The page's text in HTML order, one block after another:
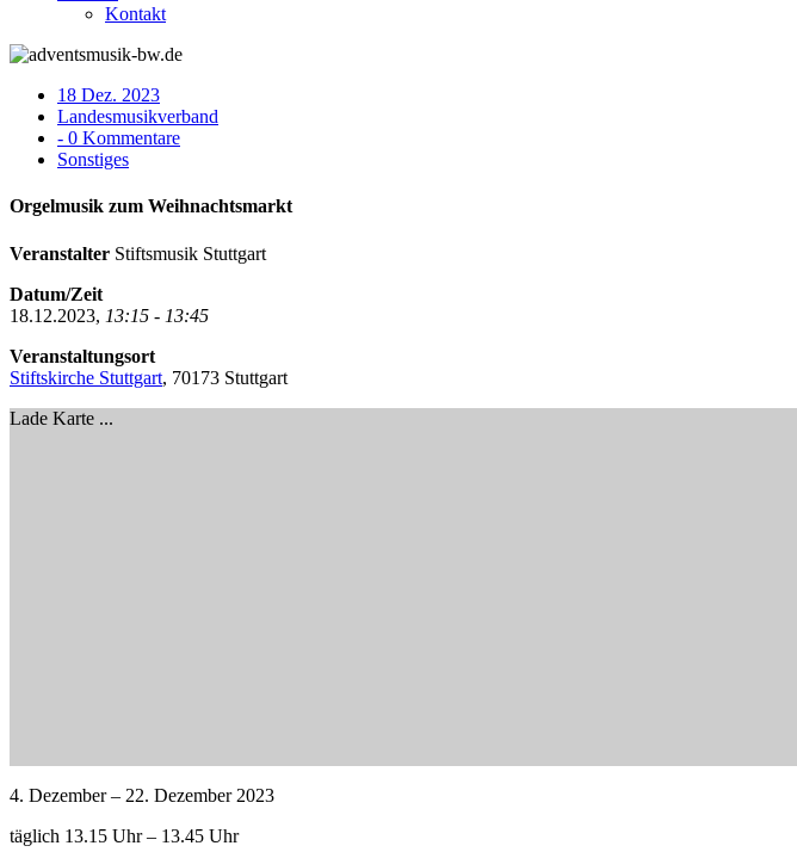
Kontakt
18 Dez. 2023
Landesmusikverband
- 0 Kommentare
Sonstiges
Orgelmusik zum Weihnachtsmarkt
Veranstalter Stiftsmusik Stuttgart
Datum/Zeit
18.12.2023, 13:15 - 13:45
Veranstaltungsort
Stiftskirche Stuttgart, 70173 Stuttgart
Lade Karte ...
4. Dezember – 22. Dezember 2023
täglich 13.15 Uhr – 13.45 Uhr